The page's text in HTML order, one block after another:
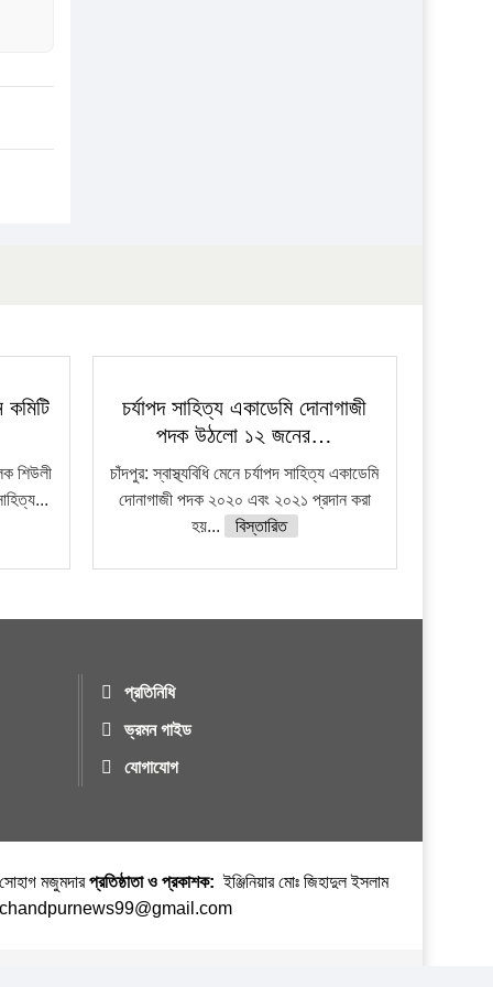
কমিটি
শিউলী
চর্যাপদ সাহিত্য একাডেমি দোনাগাজী
পদক উঠলো ১২ জনের…
চাঁদপুর: স্বাস্থ্যবিধি মেনে চর্যাপদ সাহিত্য একাডেমি
দোনাগাজী পদক ২০২০ এবং ২০২১ প্রদান করা
হয়...
বিস্তারিত
প্রতিনিধি
ভ্রমন গাইড
যোগাযোগ
সোহাগ মজুমদারপ্রতিষ্ঠাতা ও প্রকাশক: ইঞ্জিনিয়ার মোঃ জিহাদুল ইসলাম
chandpurnews99@gmail.com